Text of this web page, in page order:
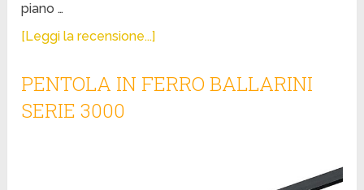
piano …
[Leggi la recensione...]
PENTOLA IN FERRO BALLARINI
SERIE 3000